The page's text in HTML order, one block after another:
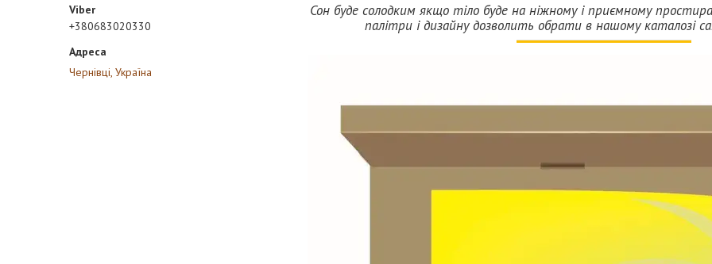
+380683020330
Чернівці, Україна
Сон буде солодким якщо тіло буде на ніжному і приємному
палітри і дизайну дозволить обрати в нашому каталозі